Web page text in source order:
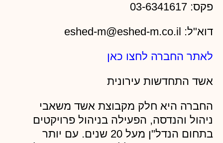
פקס: 03-6341617
דוא"ל: eshed-m@eshed-m.co.il
לאתר החברה לחצו כאן
אשד התחדשות עירונית
החברה היא חלק מקבוצת אשד משאבי
ניהול והנדסה, הפעילה בניהול פרויקטים
בתחום הנדל"ן מעל 20 שנים. עם יותר